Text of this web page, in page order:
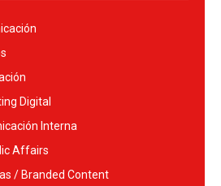
Digital
Interna
Affairs
/ Branded Content